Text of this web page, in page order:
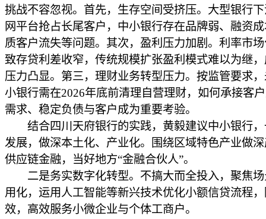
挑战不容忽视。首先，生存空间受挤压。大型银行
网平台抢占长尾客户，中小银行存在品牌弱、融资
质客户流失等问题。其次，盈利压力加剧。利率市
致存贷利差收窄，传统规模扩张盈利模式难以为继
压力凸显。第三，理财业务转型压力。按监管要求
小银行需在2026年底前清理自营理财，如何承接客
需求、稳定负债与客户成为重要考验。
结合四川天府银行的实践，黄毅建议中小银行，
发展，做深本土化、产业化。围绕区域特色产业做
供应链金融，当好地方“金融合伙人”。
二是务实数字化转型。不搞大而全投入，聚焦场
用化，运用人工智能等新兴技术优化小额信贷流程
效，高效服务小微企业与个体工商户。